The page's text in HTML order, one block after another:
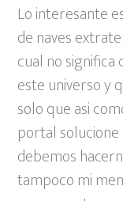
Lo interesante
de naves
cual no
este universo y
solo que asi
portal
debemos
tampoco mi